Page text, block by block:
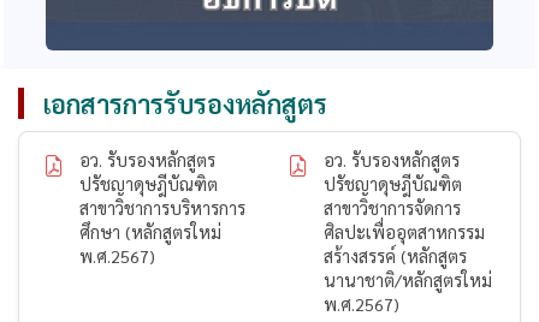
เอกสารการรับรองหลักสูตร
อว. รับรองหลักสูตร
ปรัชญาดุษฎีบัณฑิต
สาขาวิชาการบริหารการ
ศึกษา (หลักสูตรใหม่
พ.ศ.2567)
อว. รับรองหลักสูตร
ปรัชญาดุษฎีบัณฑิต
สาขาวิชาการจัดการ
ศิลปะเพื่ออุตสาหกรรม
สร้างสรรค์ (หลักสูตร
นานาชาติ/หลักสูตรใหม่
พ.ศ.2567)